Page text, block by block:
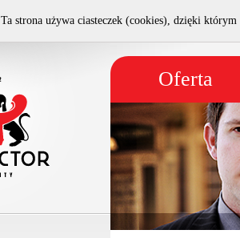
Oferta
Ta strona używa ciasteczek (cookies), dzięki